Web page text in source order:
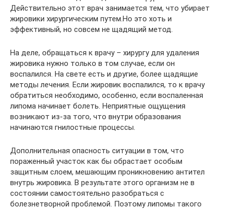
Действительно этот врач занимается тем, что убирает
жировики хирургическим путем.Но это хоть и
эффективный, но совсем не щадящий метод.
На деле, обращаться к врачу – хирургу для удаления
жировика нужно только в том случае, если он
воспалился. На свете есть и другие, более щадящие
методы лечения. Если жировик воспалился, то к врачу
обратиться необходимо, особенно, если воспаленная
липома начинает болеть. Неприятные ощущения
возникают из-за того, что внутри образования
начинаются гнилостные процессы.
Дополнительная опасность ситуации в том, что
пораженный участок как бы обрастает особым
защитным слоем, мешающим проникновению антител
внутрь жировика. В результате этого организм не в
состоянии самостоятельно разобраться с
болезнетворной проблемой. Поэтому липомы такого